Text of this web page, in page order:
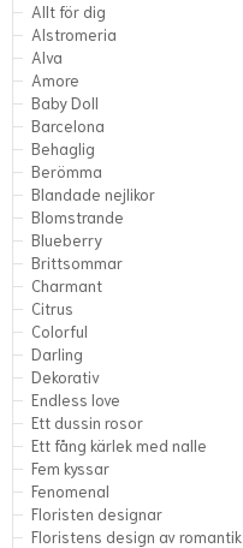
Allt för dig
Alstromeria
Alva
Amore
Baby Doll
Barcelona
Behaglig
Berömma
Blandade nejlikor
Blomstrande
Blueberry
Brittsommar
Charmant
Citrus
Colorful
Darling
Dekorativ
Endless love
Ett dussin rosor
Ett fång kärlek med nalle
Fem kyssar
Fenomenal
Floristen designar
Floristens design av romantik